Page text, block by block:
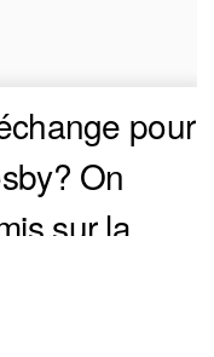
pour
On
sur la
un